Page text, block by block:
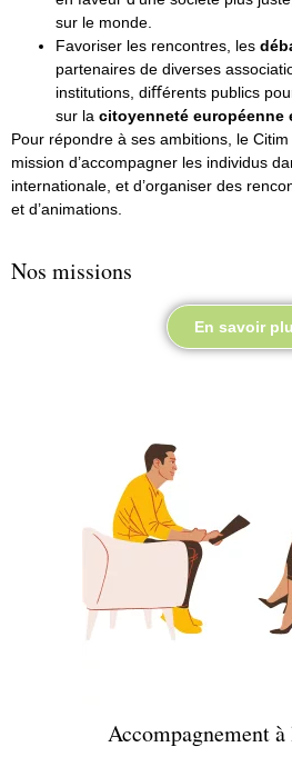
sur le monde.
Favoriser les rencontres, les
partenaires de diverses
institutions, diﬀérents publics
sur la citoyenneté européenne
Pour répondre à ses ambitions, le Citim
mission d’accompagner les individus
internationale, et d’organiser des
et d’animations.
Nos missions
En savoir
Accompagnement